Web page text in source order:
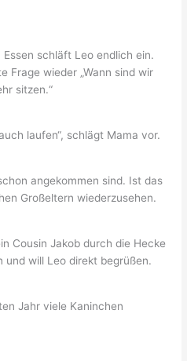
schläft Leo endlich ein.
Frage wieder „Wann sind wir
sitzen.“
laufen“, schlägt Mama vor.
angekommen sind. Ist das
Großeltern wiederzusehen.
Cousin Jakob durch die Hecke
und will Leo direkt begrüßen.
Jahr viele Kaninchen